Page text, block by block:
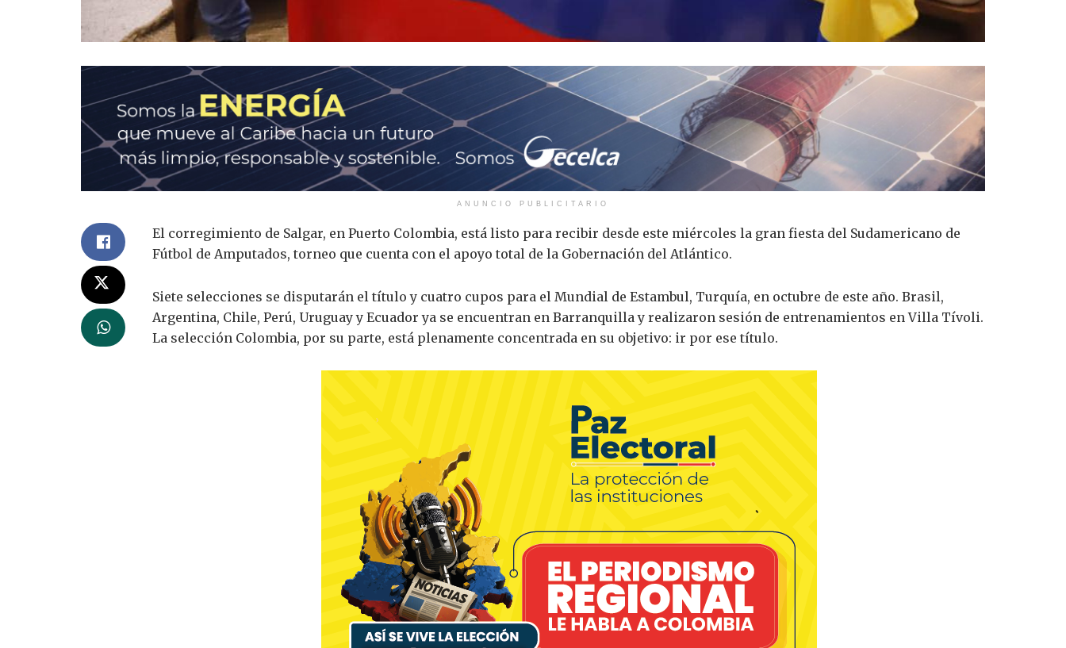
ANUNCIO PUBLICITARIO
El corregimiento de Salgar, en Puerto Colombia, está listo para recibir desde este miércoles la gran fiesta del Sudamericano de
Fútbol de Amputados, torneo que cuenta con el apoyo total de la Gobernación del Atlántico.
Siete selecciones se disputarán el título y cuatro cupos para el Mundial de Estambul, Turquía, en octubre de este año. Brasil,
Argentina, Chile, Perú, Uruguay y Ecuador ya se encuentran en Barranquilla y realizaron sesión de entrenamientos en Villa Tívoli.
La selección Colombia, por su parte, está plenamente concentrada en su objetivo: ir por ese título.